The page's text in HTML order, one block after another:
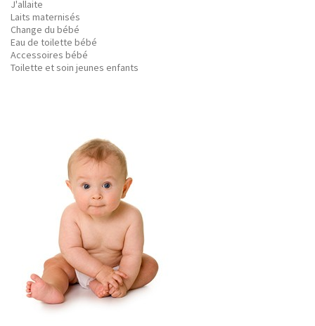
J'allaite
Laits maternisés
Change du bébé
Eau de toilette bébé
Accessoires bébé
Toilette et soin jeunes enfants